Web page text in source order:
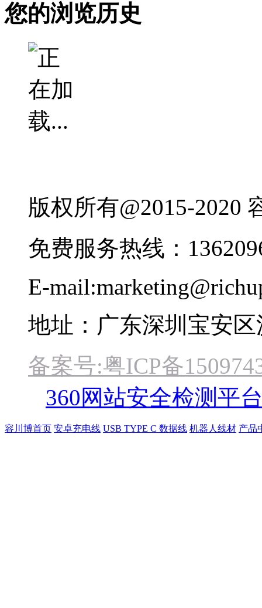
您的浏览历史
版权所有@2015-2020
免费服务热线：
E-
地址：广东深圳宝安
备案号:粤ICP备
360网站安全检测平
容川博首页 安卓充电线 USB TYPE C 数据线 机器人线材 产品